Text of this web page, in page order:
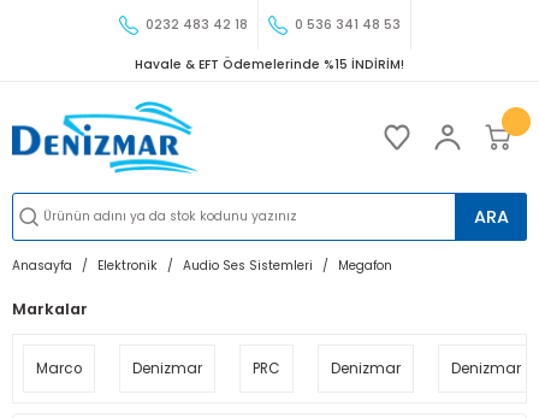
0232 483 42 18 0 536 341 48 53
Havale & EFT Ödemelerinde %15 İNDİRİM!
ARA
Anasayfa Elektronik Audio Ses Sistemleri Megafon
Markalar
Marco Denizmar PRC Denizmar Denizmar